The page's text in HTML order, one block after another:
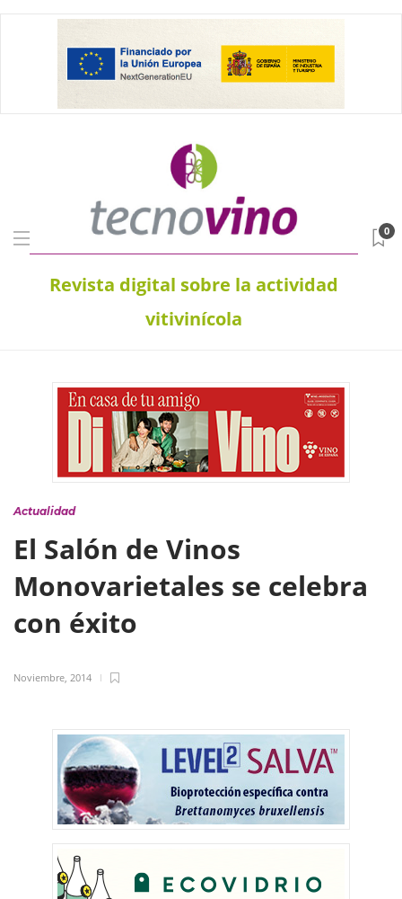
Revista digital sobre la actividad
vitivinícola
0
Actualidad
El Salón de Vinos
Monovarietales se celebra
con éxito
Noviembre, 2014